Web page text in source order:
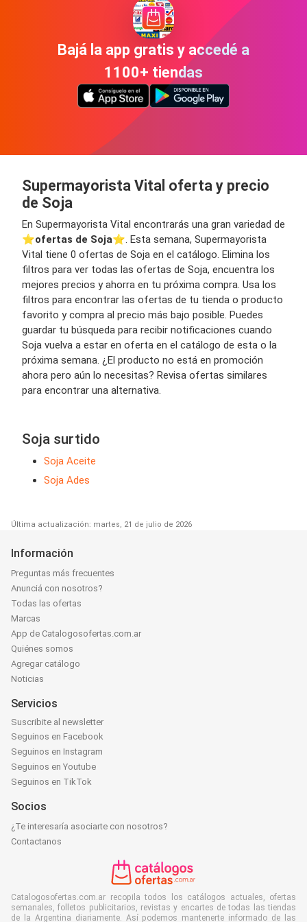
Bajá la app gratis y accedé a
1100+ tiendas
Supermayorista Vital oferta y precio
de Soja
En Supermayorista Vital encontrarás una gran variedad de
⭐️ofertas de Soja⭐️. Esta semana, Supermayorista
Vital tiene 0 ofertas de Soja en el catálogo. Elimina los
filtros para ver todas las ofertas de Soja, encuentra los
mejores precios y ahorra en tu próxima compra. Usa los
filtros para encontrar las ofertas de tu tienda o producto
favorito y compra al precio más bajo posible. Puedes
guardar tu búsqueda para recibir notificaciones cuando
Soja vuelva a estar en oferta en el catálogo de esta o la
próxima semana. ¿El producto no está en promoción
ahora pero aún lo necesitas? Revisa ofertas similares
para encontrar una alternativa.
Soja surtido
Soja Aceite
Soja Ades
Última actualización: martes, 21 de julio de 2026
Información
Preguntas más frecuentes
Anunciá con nosotros?
Todas las ofertas
Marcas
App de Catalogosofertas.com.ar
Quiénes somos
Agregar catálogo
Noticias
Servicios
Suscribite al newsletter
Seguinos en Facebook
Seguinos en Instagram
Seguinos en Youtube
Seguinos en TikTok
Socios
¿Te interesaría asociarte con nosotros?
Contactanos
Catalogosofertas.com.ar recopila todos los catálogos actuales, ofertas
semanales, folletos publicitarios, revistas y encartes de todas las tiendas
de la Argentina diariamente. Así podemos mantenerte informado de las